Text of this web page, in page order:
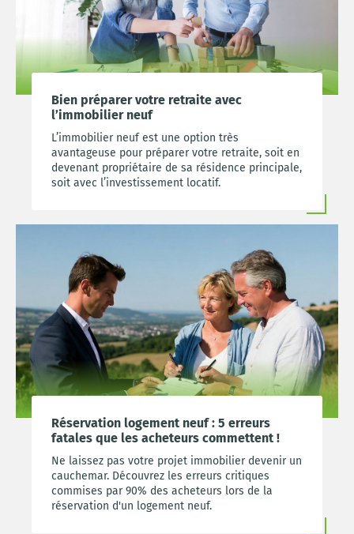
Bien préparer votre retraite avec
l’immobilier neuf
L’immobilier neuf est une option très
avantageuse pour préparer votre retraite, soit en
devenant propriétaire de sa résidence principale,
soit avec l’investissement locatif.
Réservation logement neuf : 5 erreurs
fatales que les acheteurs commettent !
Ne laissez pas votre projet immobilier devenir un
cauchemar. Découvrez les erreurs critiques
commises par 90% des acheteurs lors de la
réservation d'un logement neuf.